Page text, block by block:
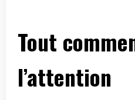
Tout
l’attention